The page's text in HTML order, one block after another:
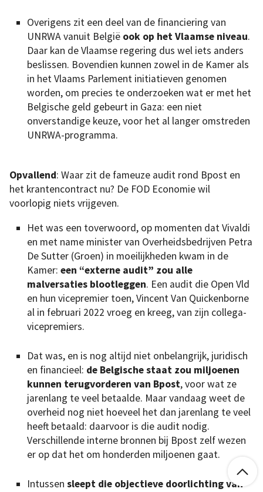
Overigens zit een deel van de financiering van
UNRWA vanuit België ook op het Vlaamse niveau.
Daar kan de Vlaamse regering dus wel iets anders
beslissen. Bovendien kunnen zowel in de Kamer als
in het Vlaams Parlement initiatieven genomen
worden, om precies te onderzoeken wat er met het
Belgische geld gebeurt in Gaza: een niet
onverstandige keuze, voor het al langer omstreden
UNRWA-programma.
Opvallend: Waar zit de fameuze audit rond Bpost en
het krantencontract nu? De FOD Economie wil
voorlopig niets vrijgeven.
Het was een toverwoord, op momenten dat Vivaldi
en met name minister van Overheidsbedrijven Petra
De Sutter (Groen) in moeilijkheden kwam in de
Kamer: een “externe audit” zou alle
malversaties blootleggen. Een audit die Open Vld
en hun vicepremier toen, Vincent Van Quickenborne
al in februari 2022 vroeg en kreeg, van zijn collega-
vicepremiers.
Dat was, en is nog altijd niet onbelangrijk, juridisch
en financieel: de Belgische staat zou miljoenen
kunnen terugvorderen van Bpost, voor wat ze
jarenlang te veel betaalde. Maar vandaag weet de
overheid nog niet hoeveel het dan jarenlang te veel
heeft betaald: daarvoor is die audit nodig.
Verschillende interne bronnen bij Bpost zelf wezen
er op dat het om honderden miljoenen gaat.
Intussen sleept die objectieve doorlichting van
